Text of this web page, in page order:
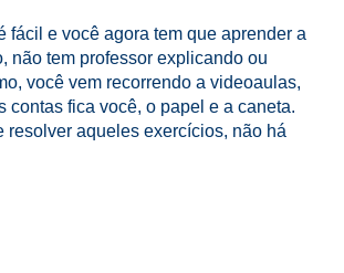
fácil e você agora tem que aprender a
não tem professor explicando ou
você vem recorrendo a videoaulas,
contas fica você, o papel e a caneta.
resolver aqueles exercícios, não há